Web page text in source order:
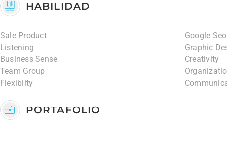
HABILIDAD
Sale Product
Google Seo
Listening
Graphic
Business Sense
Creativity
Team Group
Flexibilty
PORTAFOLIO